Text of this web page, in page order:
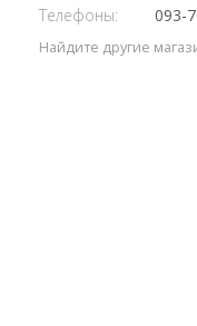
Телефоны:
093-
Найдите другие